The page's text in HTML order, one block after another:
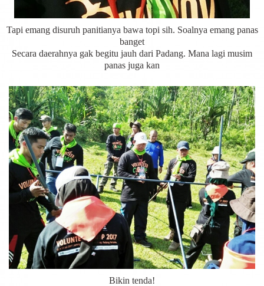
Tapi emang disuruh panitianya bawa topi sih. Soalnya emang panas
banget
Secara daerahnya gak begitu jauh dari Padang. Mana lagi musim
panas juga kan
Bikin tenda!